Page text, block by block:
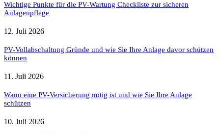
Wichtige Punkte für die PV-Wartung Checkliste zur sicheren
Anlagenpflege
12. Juli 2026
PV-Vollabschaltung Gründe und wie Sie Ihre Anlage davor schützen
können
11. Juli 2026
Wann eine PV-Versicherung nötig ist und wie Sie Ihre Anlage
schützen
10. Juli 2026